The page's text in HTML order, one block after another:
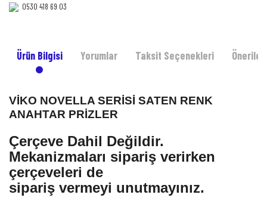
0530 418 69 03‎‎
Ürün Bilgisi Yorumlar Taksit Seçenekleri
VİKO NOVELLA SERİSİ SATEN RENK
ANAHTAR PRİZLER
Çerçeve Dahil Değildir.
Mekanizmaları sipariş verirken
çerçeveleri de
sipariş vermeyi unutmayınız.